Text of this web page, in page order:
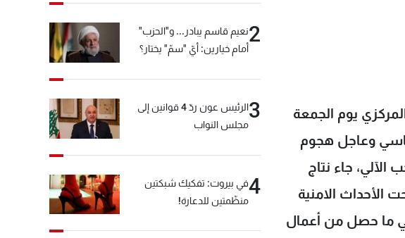
يوم الجمعة
وعاجل هجوم
جاء نتاج
الأحداث الامنية
ما حصل من أعمال
2نعيم قاسم يبادر... و"الحزب"
أمام خيارين: أيّ "سمّ" يختار؟
3
الرئيس عون ردّ 4 قوانين إلى
مجلس النواب
4في بيروت: تفكيك شبكتين
منظّمتين للدعارة!